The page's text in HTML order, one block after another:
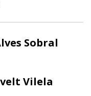
Sobral
Vilela